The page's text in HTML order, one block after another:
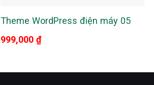
Theme WordPress điện máy 05
999,000₫